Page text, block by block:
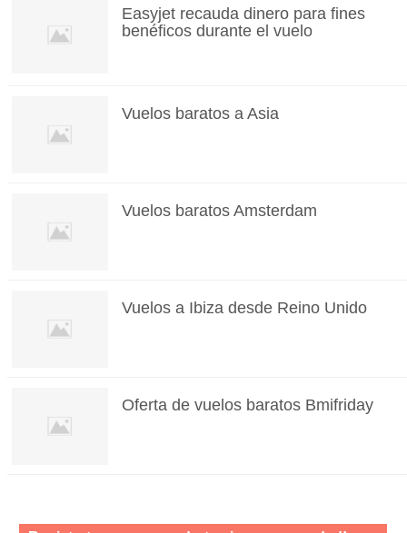
Easyjet recauda dinero para fines
benéficos durante el vuelo
Vuelos baratos a Asia
Vuelos baratos Amsterdam
Vuelos a Ibiza desde Reino Unido
Oferta de vuelos baratos Bmifriday